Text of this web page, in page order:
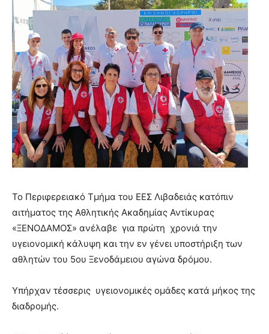
Το Περιφερειακό Τμήμα του ΕΕΣ Λιβαδειάς κατόπιν
αιτήματος της Αθλητικής Ακαδημίας Αντίκυρας
«ΞΕΝΟΔΑΜΟΣ» ανέλαβε για πρώτη χρονιά την
υγειονομική κάλυψη και την εν γένει υποστήριξη των
αθλητών του 5ου Ξενοδάμειου αγώνα δρόμου.
Υπήρχαν τέσσερις υγειονομικές ομάδες κατά μήκος της
διαδρομής.